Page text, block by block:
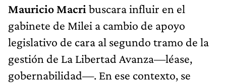
Mauricio Macri buscara influir en el
gabinete de Milei a cambio de apoyo
legislativo de cara al segundo tramo de la
gestión de La Libertad Avanza—léase,
gobernabilidad—. En ese contexto, se